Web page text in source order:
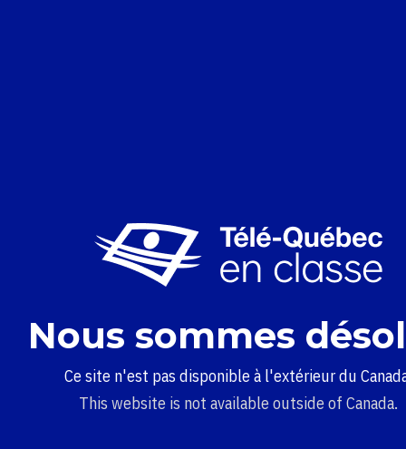
Nous sommes
Ce site n'est pas disponible à l'extérieur du
This website is not available outside of Canada.